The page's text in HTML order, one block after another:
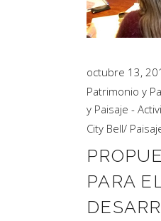
Artículos de Opinión
Actividades
octubre 13,
Patrimonio y
y Paisaje -
City Bell/
PARA